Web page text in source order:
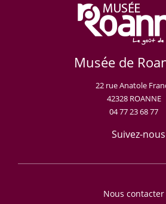
Musée de
22 rue Anatole
42328 ROANNE
04 77 23 68 77
Suivez-nous
Nous contacter